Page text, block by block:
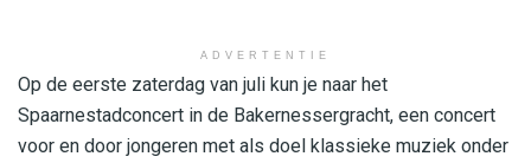
ADVERTENTIE
​Op de eerste zaterdag van juli kun je naar het
Spaarnestadconcert in de Bakernessergracht, een concert
voor en door jongeren met als doel klassieke muziek onder